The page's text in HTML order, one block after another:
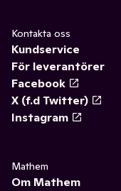
Kontakta oss
Kundservice
För leverantörer
Facebook
X (f.d Twitter)
Instagram
Mathem
Om Mathem